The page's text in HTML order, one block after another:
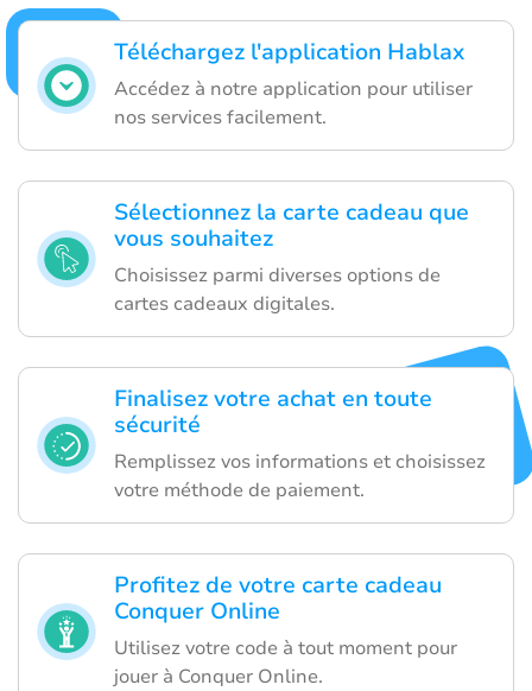
Téléchargez l'application Hablax
Accédez à notre application pour utiliser
nos services facilement.
Sélectionnez la carte cadeau que
vous souhaitez
Choisissez parmi diverses options de
cartes cadeaux digitales.
Finalisez votre achat en toute
sécurité
Remplissez vos informations et choisissez
votre méthode de paiement.
Profitez de votre carte cadeau
Conquer Online
Utilisez votre code à tout moment pour
jouer à Conquer Online.